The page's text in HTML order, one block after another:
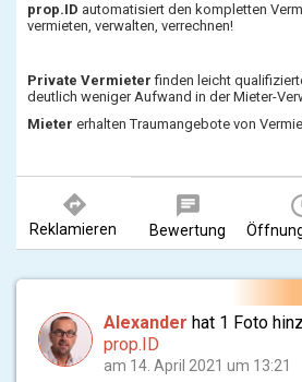
prop.ID automatisiert den kompletten
vermieten, verwalten, verrechnen!
Private Vermieter finden leicht
deutlich weniger Aufwand in der Mieter-
Mieter erhalten Traumangebote von
directions
Reklamieren
chat
Bewertung
Alexander hat 1 Foto
prop.ID
am 14. April 2021 um 13:21